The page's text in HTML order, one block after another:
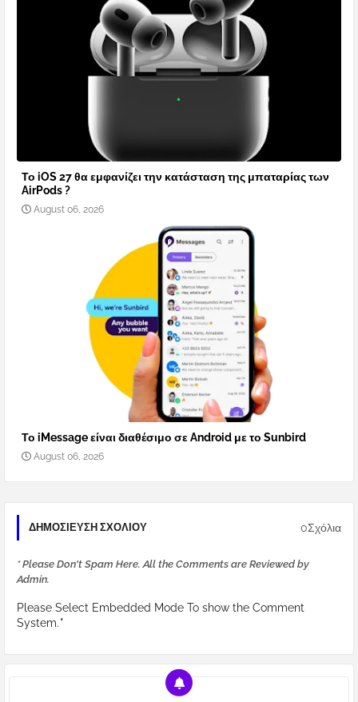
Το iOS 27 θα εμφανίζει την κατάσταση της μπαταρίας των
AirPods ?
August 06, 2026
Το iMessage είναι διαθέσιμο σε Android με το Sunbird
August 06, 2026
ΔΗΜΟΣΊΕΥΣΗ ΣΧΟΛΊΟΥ 0Σχόλια
* Please Don't Spam Here. All the Comments are Reviewed by
Admin.
Please Select Embedded Mode To show the Comment
System.*